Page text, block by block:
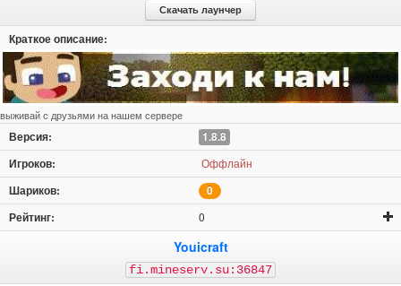
Скачать лаунчер
выживай с друзьями на нашем сервере
1.8.8
Оффлайн
0
0
Youicraft
fi.mineserv.su:36847